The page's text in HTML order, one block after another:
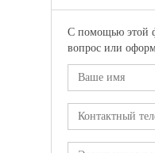
С помощью этой
вопрос или